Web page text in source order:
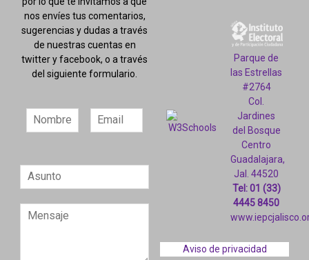
nos envíes tus comentarios,
sugerencias y dudas a través
de nuestras cuentas en
twitter y facebook, o a través
del siguiente formulario.
Parque de
las Estrellas
#2764
Col.
Jardines
del Bosque
Centro
Guadalajara,
Jal. 44520
Tel: 01 (33)
4445 8450
Aviso de privacidad